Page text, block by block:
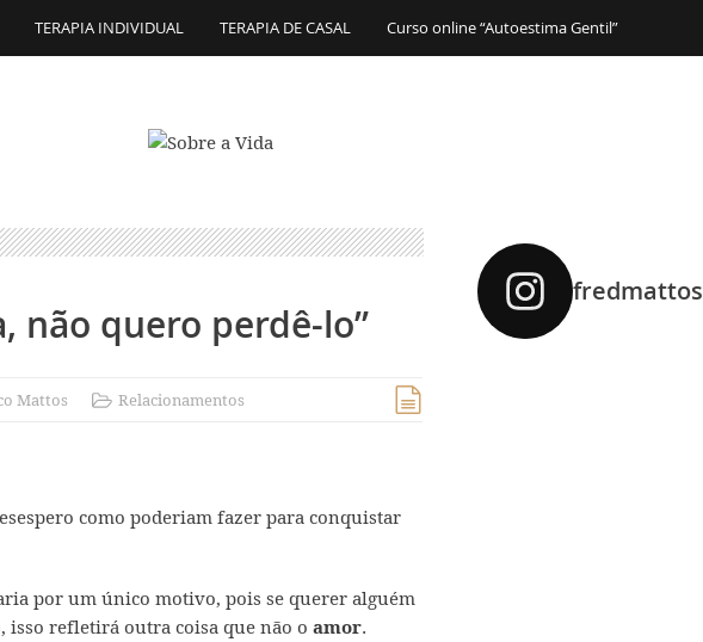
TERAPIA INDIVIDUAL TERAPIA DE CASAL Curso online “Autoestima Gentil”
não quero perdê-lo”
Mattos Relacionamentos
como poderiam fazer para conquistar
por um único motivo, pois se querer alguém
isso refletirá outra coisa que não o amor.
fredmattos